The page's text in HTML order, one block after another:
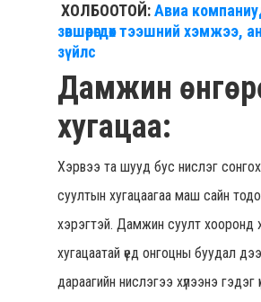
ХОЛБООТОЙ:Авиа
зөвшөөрөгдөх тээшний хэмжээ,
зүйлс
Дамжин
хугацаа:
Хэрвээ та шууд бус нислэг
суултын хугацаагаа маш сайн
хэрэгтэй. Дамжин суулт хооронд
хугацаатай үед онгоцны буудал
дараагийн нислэгээ хүлээнэ гэдэг